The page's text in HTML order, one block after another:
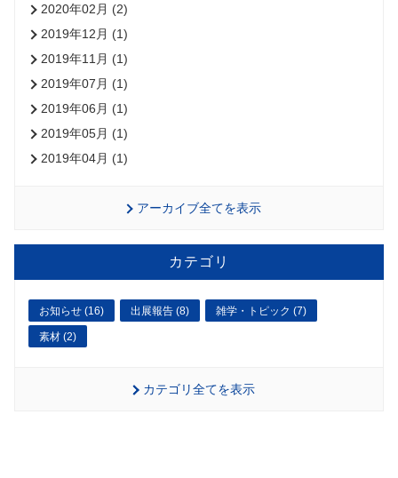
2020年02月 (2)
2019年12月 (1)
2019年11月 (1)
2019年07月 (1)
2019年06月 (1)
2019年05月 (1)
2019年04月 (1)
アーカイブ全てを表示
カテゴリ
お知らせ (16) 出展報告 (8) 雑学・トピック (7)
素材 (2)
カテゴリ全てを表示